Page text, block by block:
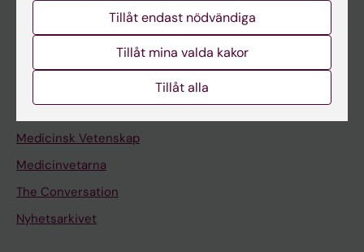
Forskarutbildning
Forskning
Om KI
Medicinsk Vetenskap
Medicinvetarna
The Conversation
Nyhetsarkivet
Tillåt endast nödvändiga
Tillåt mina valda kakor
Tillåt alla